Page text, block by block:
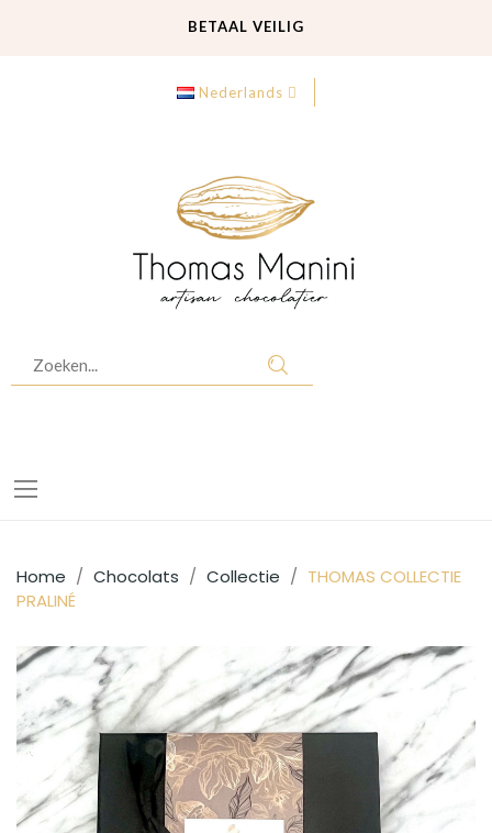
GRATIS LEVERING
BETAAL VEILIG
Nederlands
Home Chocolats Collectie
THOMAS COLLECTIE
PRALINÉ